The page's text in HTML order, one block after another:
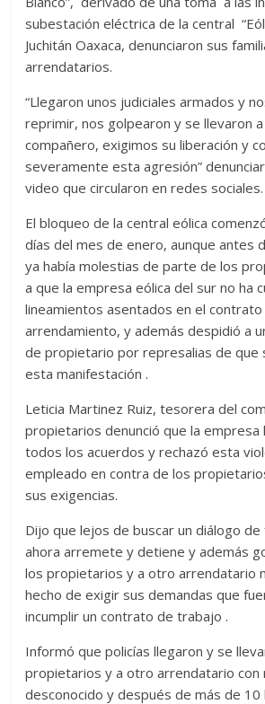
subestación eléctrica de la central
Juchitán Oaxaca, denunciaron sus
arrendatarios.
“Llegaron unos judiciales armados y
reprimir, nos golpearon y se llevaron
compañero, exigimos su liberación y
severamente esta agresión”
video que circularon en redes sociales.
El bloqueo de la central eólica
días del mes de enero, aunque antes
ya había molestias de parte de los
a que la empresa eólica del sur no ha
lineamientos asentados en el contrato
arrendamiento, y además despidió a
de propietario por represalias de que
esta manifestación .
Leticia Martinez Ruiz, tesorera del
propietarios denunció que la empresa
todos los acuerdos y rechazó esta
empleado en contra de los
sus exigencias.
Dijo que lejos de buscar un diálogo de
ahora arremete y detiene y además
los propietarios y a otro arrendatario
hecho de exigir sus demandas que
incumplir un contrato de trabajo .
Informó que policías llegaron y se
propietarios y a otro arrendatario con
desconocido y después de más de 10